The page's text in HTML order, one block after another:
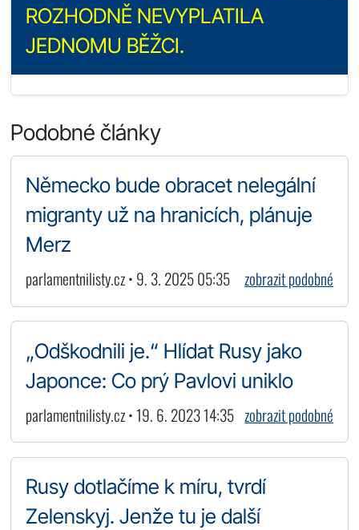
ROZHODNĚ NEVYPLATILA
JEDNOMU BĚŽCI.
Podobné články
Německo bude obracet nelegální
migranty už na hranicích, plánuje
Merz
parlamentnilisty.cz • 9. 3. 2025 05:35 zobrazit podobné
„Odškodnili je.“ Hlídat Rusy jako
Japonce: Co prý Pavlovi uniklo
parlamentnilisty.cz • 19. 6. 2023 14:35 zobrazit podobné
Rusy dotlačíme k míru, tvrdí
Zelenskyj. Jenže tu je další